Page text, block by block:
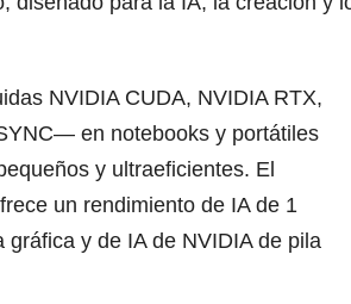
NVIDIA CUDA, NVIDIA RTX,
en notebooks y portátiles
y ultraeficientes. El
un rendimiento de IA de 1
y de IA de NVIDIA de pila